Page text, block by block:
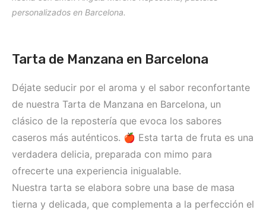
personalizados en Barcelona.
Tarta de Manzana en Barcelona
Déjate seducir por el aroma y el sabor reconfortante
de nuestra Tarta de Manzana en Barcelona, un
clásico de la repostería que evoca los sabores
caseros más auténticos. 🍎 Esta tarta de fruta es una
verdadera delicia, preparada con mimo para
ofrecerte una experiencia inigualable.
Nuestra tarta se elabora sobre una base de masa
tierna y delicada, que complementa a la perfección el